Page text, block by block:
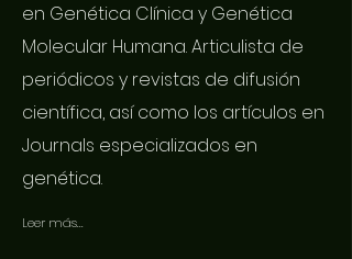
en Genética Clínica y Genética
Molecular Humana. Articulista de
periódicos y revistas de difusión
científica, así como los artículos en
Journals especializados en
genética.
Leer más...